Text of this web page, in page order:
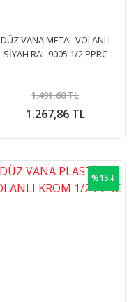
DÜZ VANA METAL VOLANLI
SİYAH RAL 9005 1/2 PPRC
1.267,86 TL
1.491,60 TL
%15⇣